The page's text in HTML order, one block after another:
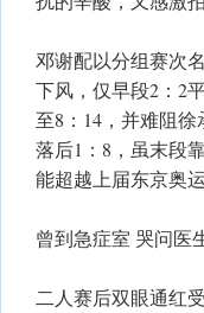
邓谢配以分组赛次
下风，仅早段2：2
至8：14，并难阻
落后1：8，虽末段
能超越上届东京奥
曾到急症室 哭问医
二人赛后双眼通红